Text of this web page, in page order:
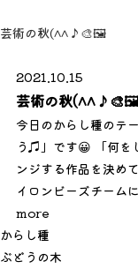
芸術の秋(^^♪🎨🖼
2021.10.15
芸術の秋
今日のからし種のテ
う♫」です😀 「何を
ンジする作品を決め
イロンビーズチーム
more
から し種
ぶ ど う の木